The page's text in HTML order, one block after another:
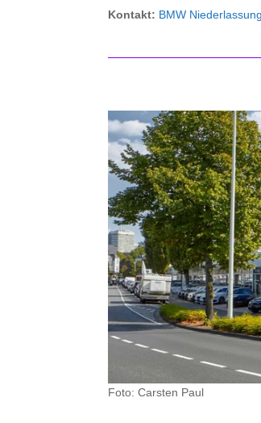
Kontakt: BMW
Foto: Carsten Paul